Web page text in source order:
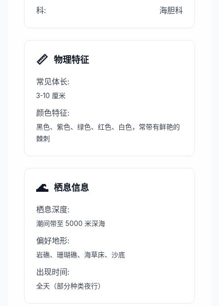
科: 海胆科
📏 物理特征
常见体长:
3-10 厘米
颜色特征:
黑色、紫色、绿色、红色、白色，常带有鲜艳的
棘刺
🌊 栖息信息
栖息深度:
潮间带至 5000 米深海
偏好地形:
岩礁、珊瑚礁、海草床、沙底
出现时间:
全天（部分种类夜行）